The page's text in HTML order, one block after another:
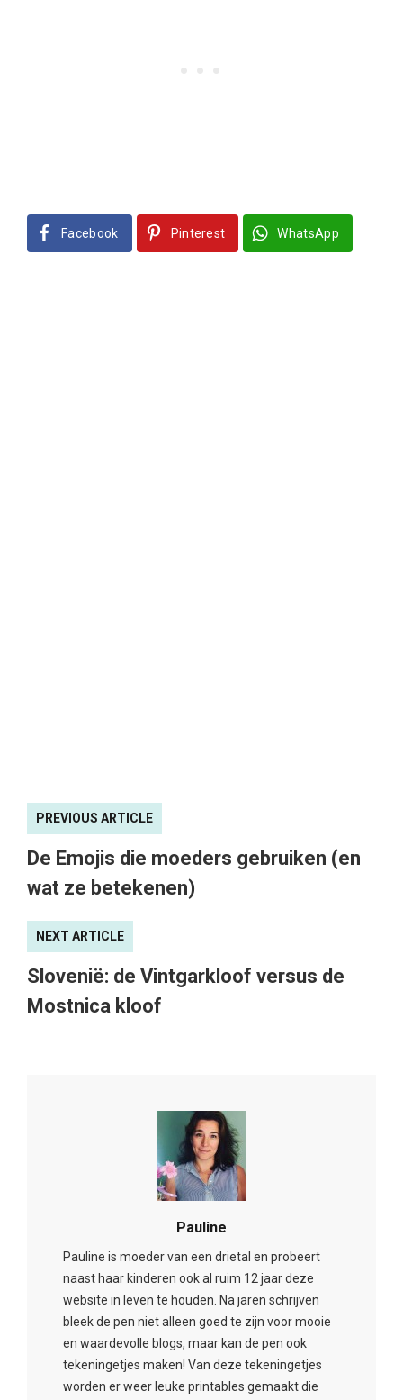
Facebook Pinterest WhatsApp
PREVIOUS ARTICLE
De Emojis die moeders gebruiken (en
wat ze betekenen)
NEXT ARTICLE
Slovenië: de Vintgarkloof versus de
Mostnica kloof
Pauline
Pauline is moeder van een drietal en probeert
naast haar kinderen ook al ruim 12 jaar deze
website in leven te houden. Na jaren schrijven
bleek de pen niet alleen goed te zijn voor mooie
en waardevolle blogs, maar kan de pen ook
tekeningetjes maken! Van deze tekeningetjes
worden er weer leuke printables gemaakt die